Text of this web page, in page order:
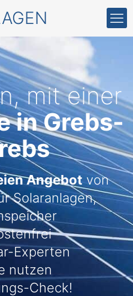
mit einer
in Grebs-
Angebotvon
Solaranlagen,
Experten
nutzen
Check!